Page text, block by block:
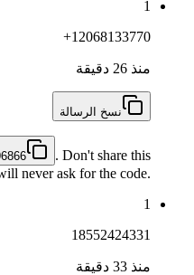
1
+12068133770
منذ 26 دقيقة
نسخ الرسالة
. Don't share this
never ask for the code.
1
18552424331
منذ 33 دقيقة